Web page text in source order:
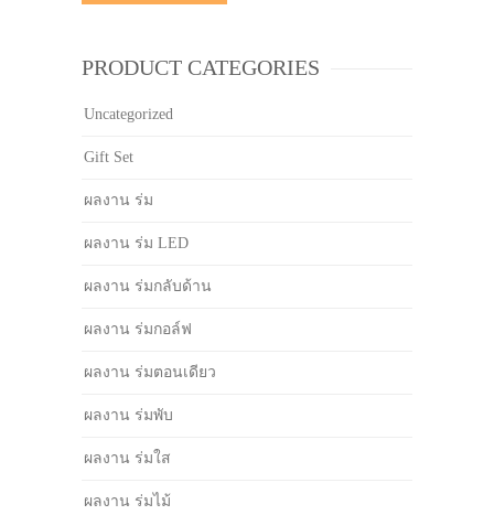
PRODUCT CATEGORIES
Uncategorized
Gift Set
ผลงาน ร่ม
ผลงาน ร่ม LED
ผลงาน ร่มกลับด้าน
ผลงาน ร่มกอล์ฟ
ผลงาน ร่มตอนเดียว
ผลงาน ร่มพับ
ผลงาน ร่มใส
ผลงาน ร่มไม้